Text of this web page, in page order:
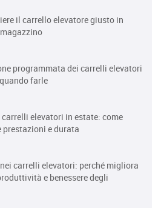
il carrello elevatore giusto in
programmata dei carrelli elevatori
farle
elevatori in estate: come
prestazioni e durata
carrelli elevatori: perché migliora
e benessere degli